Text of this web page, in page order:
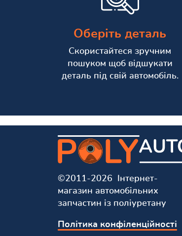
Оберіть деталь
Скористайтеся зручним
пошуком щоб відшукати
деталь під свій автомобіль.
©2011-2026 Інтернет-
магазин автомобільних
запчастин із поліуретану
Політика конфіленційності